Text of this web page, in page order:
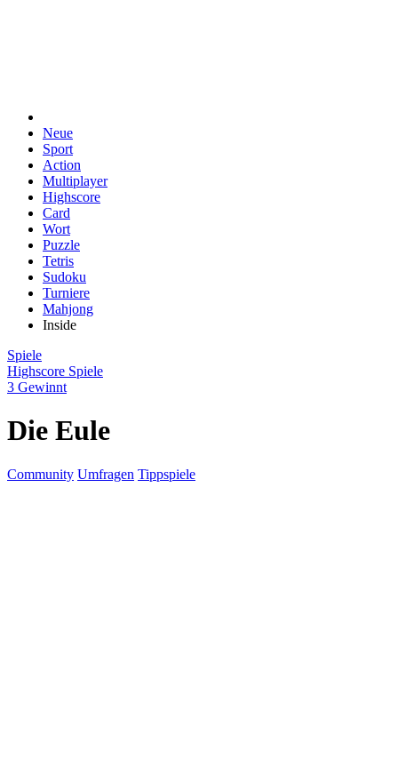
Neue
Sport
Action
Multiplayer
Highscore
Card
Wort
Puzzle
Tetris
Sudoku
Turniere
Mahjong
Inside
Spiele
Highscore Spiele
3 Gewinnt
Die Eule
Community Umfragen Tippspiele